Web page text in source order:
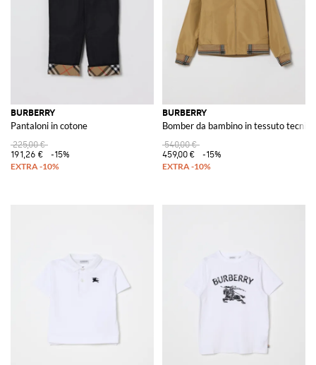
BURBERRY
Pantaloni in cotone
225,00 €
191,26 €
-15%
BURBERRY
Bomber da bambino in tessuto
540,00 €
459,00 €
-15%